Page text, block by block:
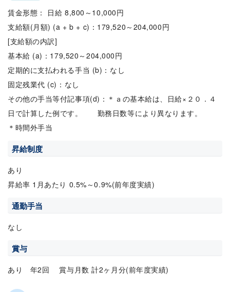
賃金形態： 日給 8,800～10,000円
支給額(月額) (a + b + c)：179,520～204,000円
[支給額の内訳]
基本給 (a)：179,520～204,000円
定期的に支払われる手当 (b)：なし
固定残業代 (c)：なし
その他の手当等付記事項(d)：＊ａの基本給は、日給×２０．４
日で計算した例です。 勤務日数等により異なります。
＊時間外手当
昇給制度
あり
昇給率 1月あたり 0.5%～0.9%(前年度実績)
通勤手当
なし
賞与
あり 年2回 賞与月数 計2ヶ月分(前年度実績)